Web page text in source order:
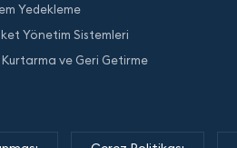
Yedekleme
Yönetim Sistemleri
Kurtarma ve Geri Getirme